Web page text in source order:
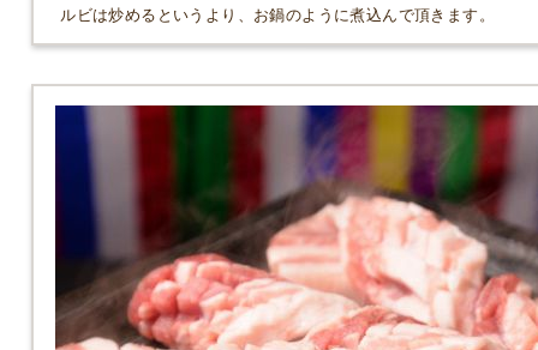
ルビは炒めるというより、お鍋のように煮込んで頂きます。